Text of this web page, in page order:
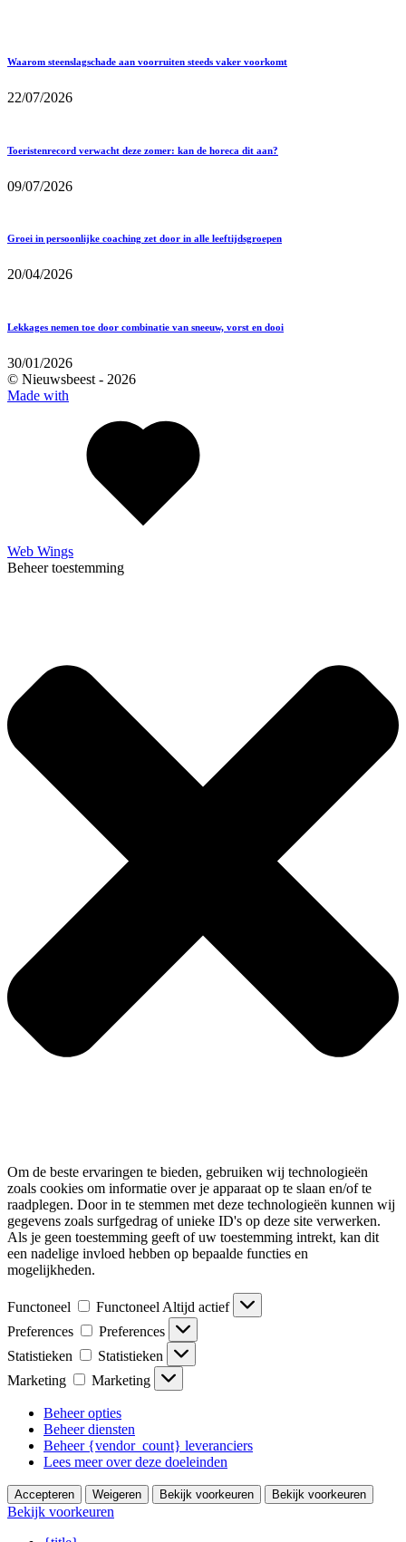
Waarom steenslagschade aan voorruiten steeds vaker voorkomt
22/07/2026
Toeristenrecord verwacht deze zomer: kan de horeca dit aan?
09/07/2026
Groei in persoonlijke coaching zet door in alle leeftijdsgroepen
20/04/2026
Lekkages nemen toe door combinatie van sneeuw, vorst en dooi
30/01/2026
© Nieuwsbeest - 2026
Made with
Web Wings
Beheer toestemming
Om de beste ervaringen te bieden, gebruiken wij technologieën
zoals cookies om informatie over je apparaat op te slaan en/of te
raadplegen. Door in te stemmen met deze technologieën kunnen wij
gegevens zoals surfgedrag of unieke ID's op deze site verwerken.
Als je geen toestemming geeft of uw toestemming intrekt, kan dit
een nadelige invloed hebben op bepaalde functies en
mogelijkheden.
Functoneel Functoneel Altijd actief
Preferences
Preferences
Statistieken
Statistieken
Marketing
Marketing
Beheer opties
Beheer diensten
Beheer {vendor_count} leveranciers
Lees meer over deze doeleinden
Accepteren Weigeren Bekijk voorkeuren Bekijk voorkeuren
Bekijk voorkeuren